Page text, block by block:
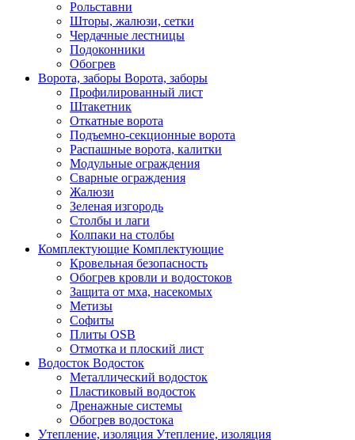
Рольставни
Шторы, жалюзи, сетки
Чердачные лестницы
Подоконники
Обогрев
Ворота, заборы Ворота, заборы
Профилированный лист
Штакетник
Откатные ворота
Подъемно-секционные ворота
Распашные ворота, калитки
Модульные ограждения
Сварные ограждения
Жалюзи
Зеленая изгородь
Столбы и лаги
Колпаки на столбы
Комплектующие Комплектующие
Кровельная безопасность
Обогрев кровли и водостоков
Защита от мха, насекомых
Метизы
Софиты
Плиты OSB
Отмотка и плоский лист
Водосток Водосток
Металлический водосток
Пластиковый водосток
Дренажные системы
Обогрев водостока
Утепление, изоляция Утепление, изоляция